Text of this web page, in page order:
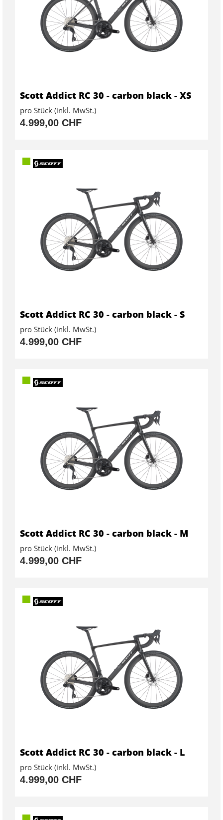
Scott Addict RC 30 - carbon black - XS
pro Stück (inkl. MwSt.)
4.999,00 CHF
Scott Addict RC 30 - carbon black - S
pro Stück (inkl. MwSt.)
4.999,00 CHF
Scott Addict RC 30 - carbon black - M
pro Stück (inkl. MwSt.)
4.999,00 CHF
Scott Addict RC 30 - carbon black - L
pro Stück (inkl. MwSt.)
4.999,00 CHF